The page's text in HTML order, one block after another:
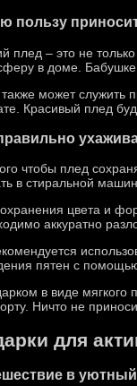
пользу
плед – это не
в доме. Бабушке
может служить
Красивый плед
чтобы плед
в стиральной
цвета и
аккуратно
пятен с
в виде мягкого
Ничто не
для
в